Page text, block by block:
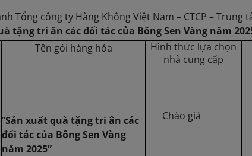
Tổng công ty Hàng Không Việt Nam – CTCP –
tặng tri ân các đối tác của Bông Sen Vàng năm
Tên gói hàng hóa
Hình thức lựa chọn
nhà cung cấp
“Sản xuất quà tặng tri ân các
đối tác của Bông Sen Vàng
năm 2025”
Chào giá